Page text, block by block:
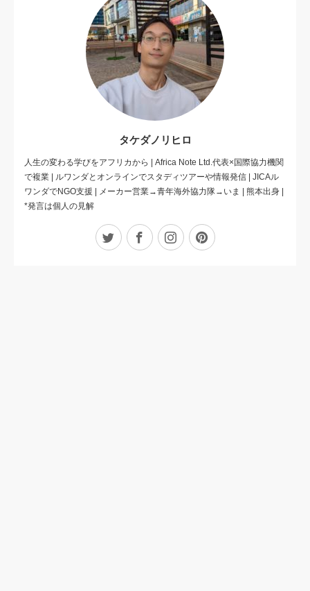
タケダノリヒロ
人生の変わる学びをアフリカから | Africa Note Ltd.代表×国際協力機関
で複業 | ルワンダとオンラインでスタディツアーや情報発信 | JICAル
ワンダでNGO支援 | メーカー営業→青年海外協力隊→いま | 熊本出身 |
*発言は個人の見解
Twitter FacebookInstagramPinterest